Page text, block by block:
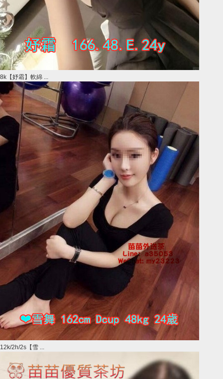
8k【妤霜】軟綿 ...
12k/2h/2s【雪 ...